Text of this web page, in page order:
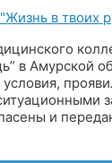
в твоих
в Амурской
и